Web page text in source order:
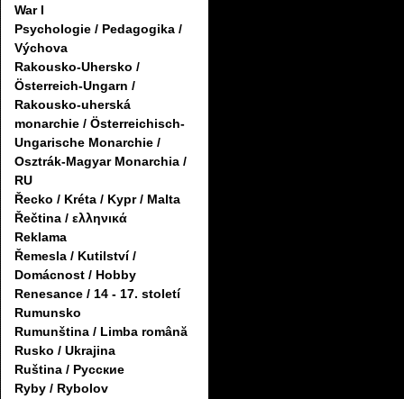
War I
Psychologie / Pedagogika /
Výchova
Rakousko-Uhersko /
Österreich-Ungarn /
Rakousko-uherská
monarchie / Österreichisch-
Ungarische Monarchie /
Osztrák-Magyar Monarchia /
RU
Řecko / Kréta / Kypr / Malta
Řečtina / ελληνικά
Reklama
Řemesla / Kutilství /
Domácnost / Hobby
Renesance / 14 - 17. století
Rumunsko
Rumunština / Limba română
Rusko / Ukrajina
Ruština / Русские
Ryby / Rybolov